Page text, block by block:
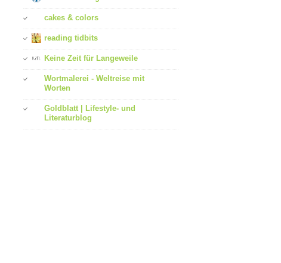
cakes & colors
reading tidbits
Keine Zeit für Langeweile
Wortmalerei - Weltreise mit
Worten
Goldblatt | Lifestyle- und
Literaturblog